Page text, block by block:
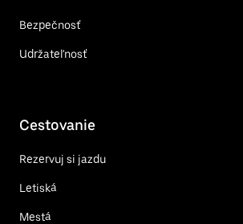
Bezpečnosť
Udržateľnosť
Cestovanie
Rezervuj si jazdu
Letiská
Mestá